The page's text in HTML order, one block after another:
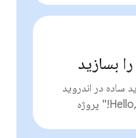
بسازید
ساده در اندروید